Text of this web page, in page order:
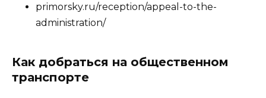
primorsky.ru/reception/appeal-to-the-
administration/
Как добраться на общественном
транспорте